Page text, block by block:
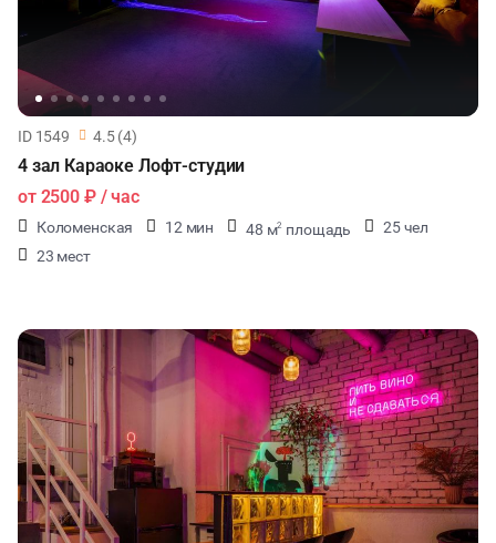
ID 1549 4.5 (4)
4 зал Караоке Лофт-студии
от 2500 ₽/ час
Коломенская 12 мин 48 м2 площадь
25 чел
23 мест